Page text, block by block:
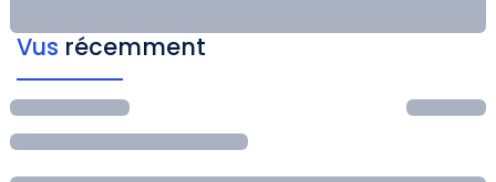
Vus récemment